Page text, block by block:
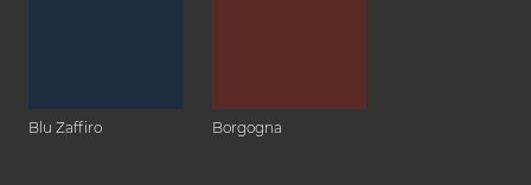
Blu Zaffiro Borgogna